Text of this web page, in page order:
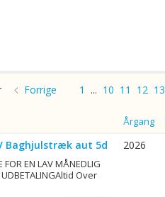
Forrige 1 ... 10 11 12 13
Årgang
Baghjulstræk aut 5d
EN LAV MÅNEDLIG
UDBETALINGAltid Over
2026